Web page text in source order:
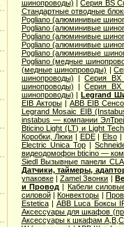
шинопроводы) |Серия ВS
Стандартные отводные
Pogliano (алюминивые
Pogliano (алюминивые
Pogliano (алюминивые
Pogliano (алюминивые
Pogliano (алюминивые
Pogliano (медные
(медные шинопроводы) |
шинопроводы) |Серия ВХ
шинопроводы) |Серия ВХ
шинопроводы) | Legrand
EIB Акторы| ABB EIB
Legrand Mosaic ЕIB
instabus — компании
Bticino Light (LT) и Light
Коробки, Люки | EDE| Elso|
Electric Unica Top|
видеодомофон bticino —
Siedl Вызывные панели
Датчики, таймеры,
упаковке|Zamel Звонки |
и Провод | Кабели
силовой|Конвекторы |
Estetica| ABB Luca Боксы
Аксессуары для шкафов
Аксессуары к шкафам